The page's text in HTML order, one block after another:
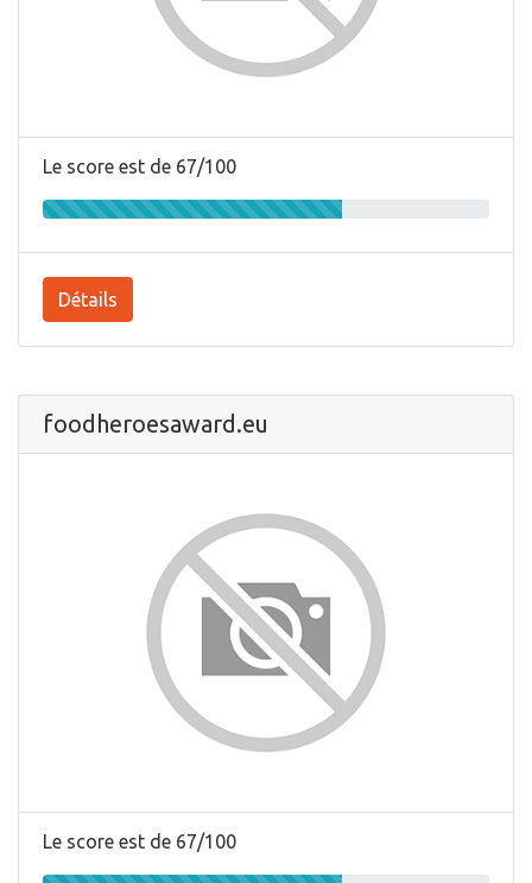
Le score est de 67/100
Détails
foodheroesaward.eu
Le score est de 67/100